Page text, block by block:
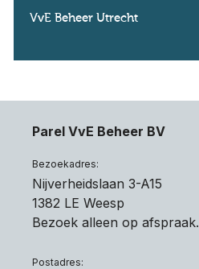
VvE Beheer Utrecht
Parel VvE Beheer BV
Bezoekadres:
Nijverheidslaan 3-A15
1382 LE Weesp
Bezoek alleen op afspraak.
Postadres: